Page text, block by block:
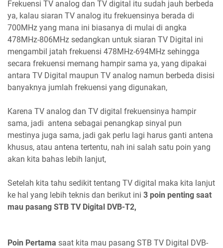
Frekuensi TV analog dan TV digital itu sudah jauh berbeda
ya, kalau siaran TV analog itu frekuensinya berada di
700MHz yang mana ini biasanya di mulai di angka
478MHz-806MHz sedangkan untuk siaran TV Digital ini
mengambil jatah frekuensi 478MHz-694MHz sehingga
secara frekuensi memang hampir sama ya, yang dipakai
antara TV Digital maupun TV analog namun berbeda disisi
banyaknya jumlah frekuensi yang digunakan,
Karena TV analog dan TV digital frekuensinya hampir
sama, jadi antena sebagai penangkap sinyal pun
mestinya juga sama, jadi gak perlu lagi harus ganti antena
khusus, atau antena tertentu, nah ini salah satu poin yang
akan kita bahas lebih lanjut,
Setelah kita tahu sedikit tentang TV digital maka kita lanjut
ke hal yang lebih teknis dan berikut ini 3 poin penting saat
mau pasang STB TV Digital DVB-T2,
Poin Pertama saat kita mau pasang STB TV Digital DVB-